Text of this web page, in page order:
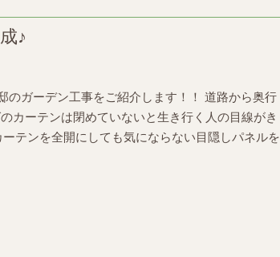
♪
ガーデン工事をご紹介します！！ 道路から奥行
カーテンは閉めていないと生き行く人の目線がき
テンを全開にしても気にならない目隠しパネルを